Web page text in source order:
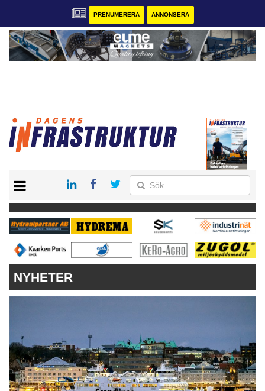
PRENUMERERA ANNONSERA
KONTAKT
VÅRA ANDRA MAGASIN
PRENUMERERA
ANNONSERA
NYHETER